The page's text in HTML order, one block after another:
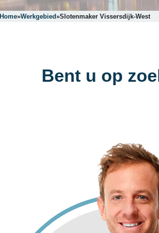
Home»Werkgebied»Slotenmaker Vissersdijk-West
Bent u op